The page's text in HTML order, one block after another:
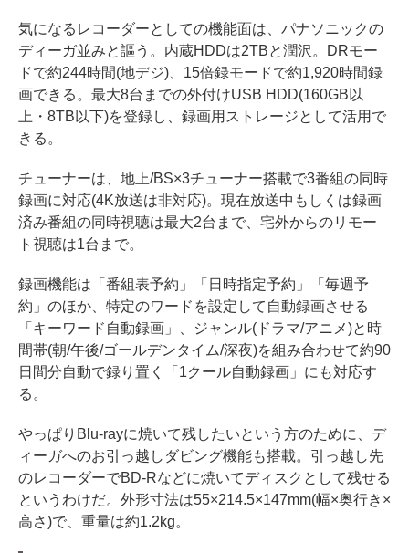
気になるレコーダーとしての機能面は、パナソニックの
ディーガ並みと謳う。内蔵HDDは2TBと潤沢。DRモー
ドで約244時間(地デジ)、15倍録モードで約1,920時間録
画できる。最大8台までの外付けUSB HDD(160GB以
上・8TB以下)を登録し、録画用ストレージとして活用で
きる。
チューナーは、地上/BS×3チューナー搭載で3番組の同時
録画に対応(4K放送は非対応)。現在放送中もしくは録画
済み番組の同時視聴は最大2台まで、宅外からのリモー
ト視聴は1台まで。
録画機能は「番組表予約」「日時指定予約」「毎週予
約」のほか、特定のワードを設定して自動録画させる
「キーワード自動録画」、ジャンル(ドラマ/アニメ)と時
間帯(朝/午後/ゴールデンタイム/深夜)を組み合わせて約90
日間分自動で録り置く「1クール自動録画」にも対応す
る。
やっぱりBlu-rayに焼いて残したいという方のために、デ
ィーガへのお引っ越しダビング機能も搭載。引っ越し先
のレコーダーでBD-Rなどに焼いてディスクとして残せる
というわけだ。外形寸法は55×214.5×147mm(幅×奥行き×
高さ)で、重量は約1.2kg。